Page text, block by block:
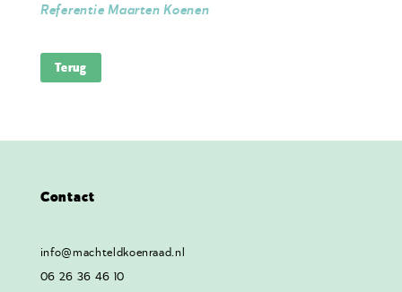
Referentie Maarten Koenen
Terug
Contact
info@machteldkoenraad.nl
06 26 36 46 10